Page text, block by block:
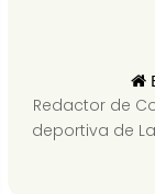
Redactor de
deportiva de